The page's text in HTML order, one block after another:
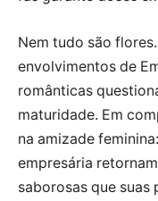
Nem tudo são
envolvimentos de
românticas
maturidade. Em
na amizade
empresária
saborosas que suas